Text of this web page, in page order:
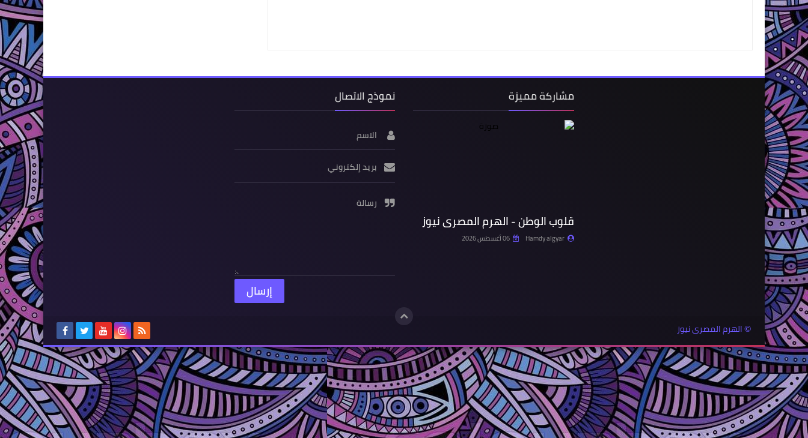
مشاركة مميزة
قلوب الوطن - الهرم المصرى نيوز
Hamdy algyar 06 أغسطس 2026
نموذج الاتصال
الاسم
بريد إلكتروني
رسالة
© الهرم المصرى نيوز